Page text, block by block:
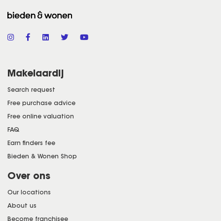
naar de achtertuin. Halverwege de gang links,
keuken en trapopgang naar boven. De gang is
Toilet; Betegeld toilet met fonteintje.
Woonkamer; Gezellige woonkamer met een
frans eiken houten vloer, houten balkenplafond
en sfeervolle inbouwkasten.
Keuken; Deze woonkeuken heeft openslaande
tuindeuren en een tegelvloer. In de keuken
wasmachineaansluiting, gasfornuis, afzuigkap,
vaatwasser, koelkast en diepvries. De keuken is
deels voorzien van vloerverwarming.
Makelaardij
Search request
Free purchase advice
Free online valuation
FAQ
Earn finders fee
Bieden & Wonen Shop
Over ons
Our locations
About us
Become franchisee